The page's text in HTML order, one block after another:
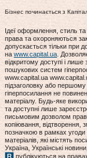
Бізнес починається з
Ідеї оформлення, стиль
права та охороняються
допускається тільки при
на www.capital.ua .
відкритому доступі і
пошукових систем
www.capital.ua
підзаголовку або
гіперпосилання не
матеріалу. Будь-яке
та доступні лише
письмовим дозволом
копіювання, відтворення,
позначкою в рамках
матеріалів, які містять
Україна, Українські
публікуються на